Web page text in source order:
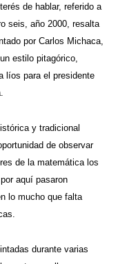
de hablar, referido a
seis, año 2000, resalta
por Carlos Michaca,
estilo pitagórico,
líos para el presidente
y tradicional
de observar
de la matemática los
aquí pasaron
lo mucho que falta
durante varias